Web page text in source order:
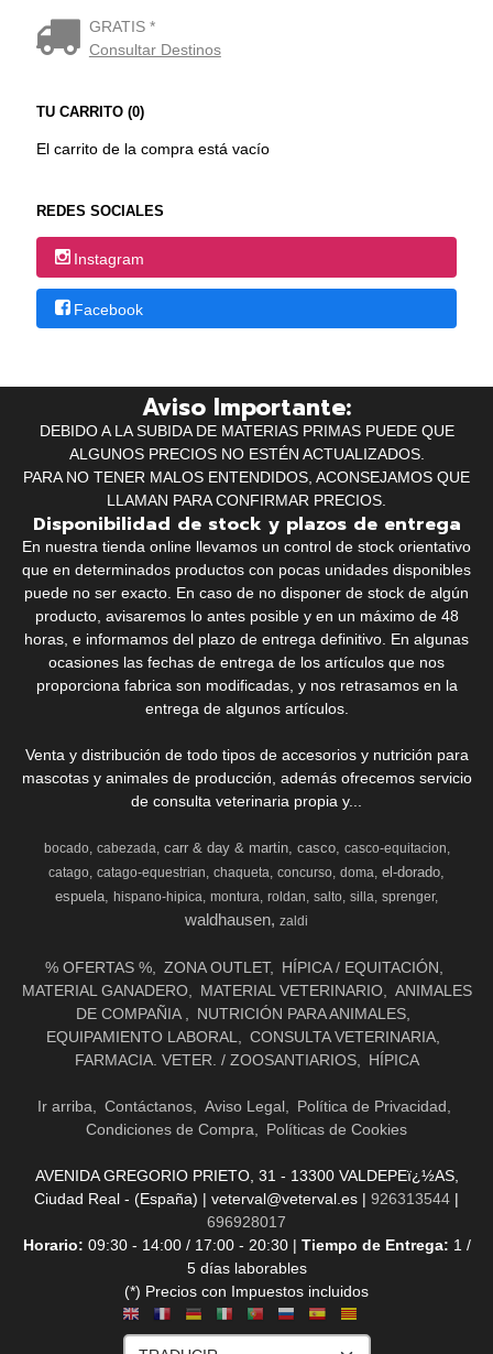
GRATIS *
Consultar Destinos
TU CARRITO (0)
El carrito de la compra está vacío
REDES SOCIALES
Instagram
Facebook
Aviso Importante:
DEBIDO A LA SUBIDA DE MATERIAS PRIMAS PUEDE QUE
ALGUNOS PRECIOS NO ESTÉN ACTUALIZADOS.
PARA NO TENER MALOS ENTENDIDOS, ACONSEJAMOS QUE
LLAMAN PARA CONFIRMAR PRECIOS.
Disponibilidad de stock y plazos de entrega
En nuestra tienda online llevamos un control de stock orientativo
que en determinados productos con pocas unidades disponibles
puede no ser exacto. En caso de no disponer de stock de algún
producto, avisaremos lo antes posible y en un máximo de 48
horas, e informamos del plazo de entrega definitivo. En algunas
ocasiones las fechas de entrega de los artículos que nos
proporciona fabrica son modificadas, y nos retrasamos en la
entrega de algunos artículos.
Venta y distribución de todo tipos de accesorios y nutrición para
mascotas y animales de producción, además ofrecemos servicio
de consulta veterinaria propia y...
bocado cabezada carr & day & martin casco
casco-equitacion
catago catago-equestrian chaqueta concurso doma el-dorado
espuela hispano-hipica montura roldan salto silla sprenger
waldhausen zaldi
% OFERTAS % ZONA OUTLET
HÍPICA / EQUITACIÓN
MATERIAL GANADERO
MATERIAL VETERINARIO
ANIMALES
DE COMPAÑIA
NUTRICIÓN PARA ANIMALES
EQUIPAMIENTO LABORAL
CONSULTA VETERINARIA
FARMACIA. VETER. / ZOOSANTIARIOS
HÍPICA
Ir arriba Contáctanos Aviso Legal
Política de Privacidad
Condiciones de Compra
Políticas de Cookies
AVENIDA GREGORIO PRIETO, 31 - 13300 VALDEPEï¿½AS,
Ciudad Real - (España) | veterval@veterval.es | 926313544 |
696928017
Horario: 09:30 - 14:00 / 17:00 - 20:30 | Tiempo de Entrega: 1 /
5 días laborables
(*) Precios con Impuestos incluidos